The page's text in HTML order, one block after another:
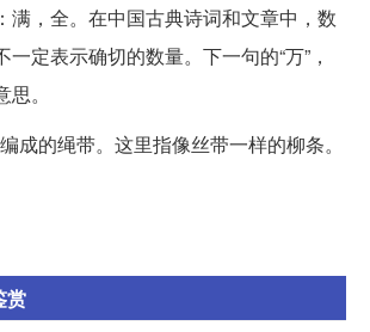
满，全。在中国古典诗词和文章中，数
定表示确切的数量。下一句的“万”，
。
成的绳带。这里指像丝带一样的柳条。
赏